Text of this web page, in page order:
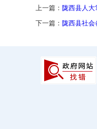
上一篇： 陇西县人
下一篇： 陇西县社